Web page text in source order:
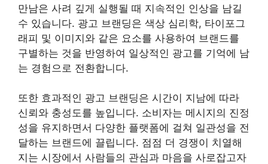
만남은 사려 깊게 실행될 때 지속적인 인상을 남길
수 있습니다. 광고 브랜딩은 색상 심리학, 타이포그
래피 및 이미지와 같은 요소를 사용하여 브랜드를
구별하는 것을 반영하여 일상적인 광고를 기억에 남
는 경험으로 전환합니다.
또한 효과적인 광고 브랜딩은 시간이 지남에 따라
신뢰와 충성도를 높입니다. 소비자는 메시지의 진정
성을 유지하면서 다양한 플랫폼에 걸쳐 일관성을 전
달하는 브랜드에 끌립니다. 점점 더 경쟁이 치열해
지는 시장에서 사람들의 관심과 마음을 사로잡고자